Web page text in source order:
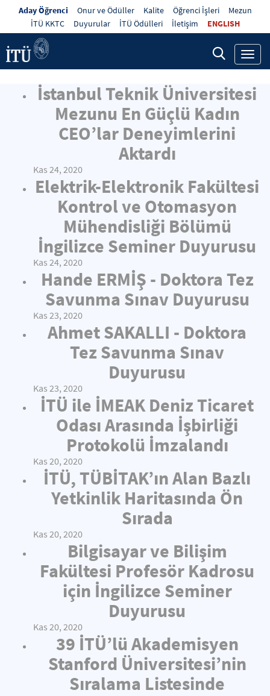
Aday Öğrenci Onur ve Ödüller Kalite Öğrenci İşleri
Mezun
İTÜ KKTC
Duyurular İTÜ Ödülleri İletişim ENGLISH
İstanbul Teknik Üniversitesi
Mezunu En Güçlü Kadın
CEO’lar Deneyimlerini
Aktardı
Kas 24, 2020
Elektrik-Elektronik Fakültesi
Kontrol ve Otomasyon
Mühendisliği Bölümü
İngilizce Seminer Duyurusu
Kas 24, 2020
Hande ERMİŞ - Doktora Tez
Savunma Sınav Duyurusu
Kas 23, 2020
Ahmet SAKALLI - Doktora
Tez Savunma Sınav
Duyurusu
Kas 23, 2020
İTÜ ile İMEAK Deniz Ticaret
Odası Arasında İşbirliği
Protokolü İmzalandı
Kas 20, 2020
İTÜ, TÜBİTAK’ın Alan Bazlı
Yetkinlik Haritasında Ön
Sırada
Kas 20, 2020
Bilgisayar ve Bilişim
Fakültesi Profesör Kadrosu
için İngilizce Seminer
Duyurusu
Kas 20, 2020
39 İTÜ’lü Akademisyen
Stanford Üniversitesi’nin
Sıralama Listesinde